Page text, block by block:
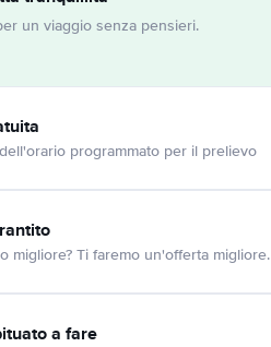
un viaggio senza pensieri.
programmato per il prelievo
migliore? Ti faremo un'offerta migliore.
a fare